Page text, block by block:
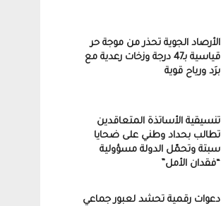
الأرصاد الجوية تحذر من موجة حر
قياسية بـ47 درجة وزخات رعدية مع
برَد ورياح قوية
تنسيقية الأساتذة المتعاقدين
تطالب بحداد وطني على ضحايا
سبتة وتحمّل الدولة مسؤولية
“فقدان الأمل”
دعوات رقمية تحشد لعبور جماعي